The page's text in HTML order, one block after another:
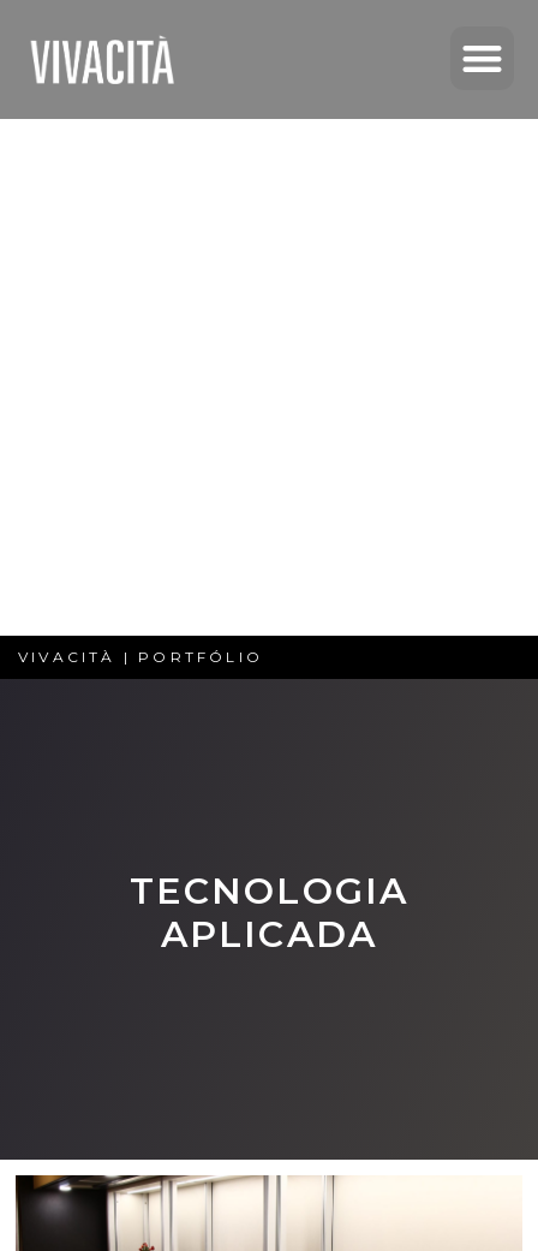
VIVACITÀ | PORTFÓLIO
TECNOLOGIA
APLICADA